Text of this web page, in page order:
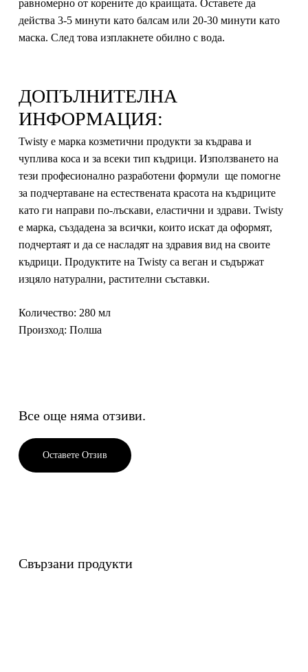
равномерно от корените до краищата. Оставете да
действа 3-5 минути като балсам или 20-30 минути като
маска. След това изплакнете обилно с вода.
ДОПЪЛНИТЕЛНА
ИНФОРМАЦИЯ:
Twisty е марка козметични продукти за къдрава и
чуплива коса и за всеки тип къдрици. Използването на
тези професионално разработени формули ще помогне
за подчертаване на естествената красота на къдриците
като ги направи по-лъскави, еластични и здрави. Twisty
е марка, създадена за всички, които искат да оформят,
подчертаят и да се насладят на здравия вид на своите
къдрици. Продуктите на Twisty са веган и съдържат
изцяло натурални, растителни съставки.
Количество: 280 мл
Произход: Полша
Все още няма отзиви.
Оставете Отзив
Свързани продукти